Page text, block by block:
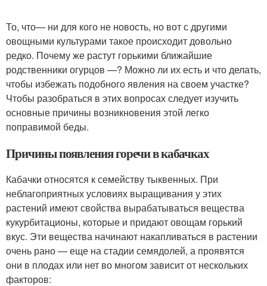
То, что— ни для кого не новость, но вот с другими
овощными культурами такое происходит довольно
редко. Почему же растут горькими ближайшие
родственники огурцов —? Можно ли их есть и что делать,
чтобы избежать подобного явления на своем участке?
Чтобы разобраться в этих вопросах следует изучить
основные причины возникновения этой легко
поправимой беды.
Причины появления горечи в кабачках
Кабачки относятся к семейству тыквенных. При
неблагоприятных условиях выращивания у этих
растений имеют свойства вырабатываться вещества
кукурбитационы, которые и придают овощам горький
вкус. Эти вещества начинают накапливаться в растении
очень рано — еще на стадии семядолей, а проявятся
они в плодах или нет во многом зависит от нескольких
факторов: